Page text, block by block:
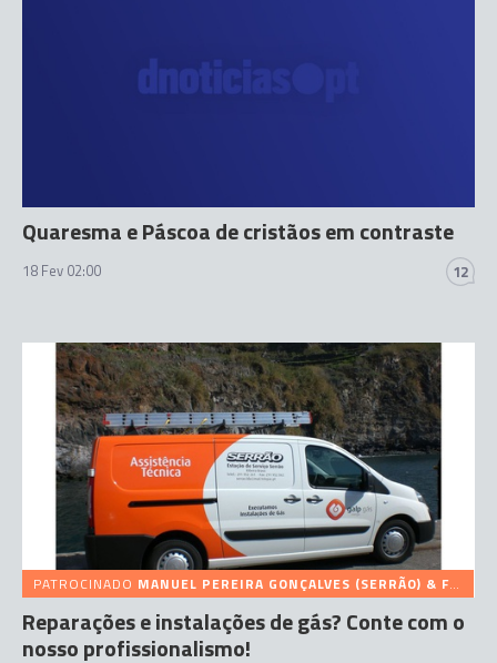
Quaresma e Páscoa de cristãos em contraste
18 Fev 02:00 12
PATROCINADO MANUEL PEREIRA GONÇALVES (SERRÃO) & FILHOS
Reparações e instalações de gás? Conte com o
nosso profissionalismo!